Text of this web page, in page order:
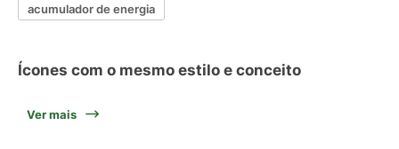
acumulador de energia
Ícones com o mesmo estilo e conceito
Ver mais